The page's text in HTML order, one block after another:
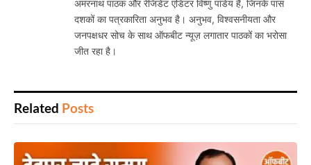
अमरनाथ पाठक और रेजिडेंट एडिटर विष्णु पांडेय हैं, जिनके पास
दशकों का पत्रकारिता अनुभव है। अनुभव, विश्वसनीयता और
जनपक्षधर सोच के साथ ऑफबीट न्यूज़ लगातार पाठकों का भरोसा
जीत रहा है।
Related Posts